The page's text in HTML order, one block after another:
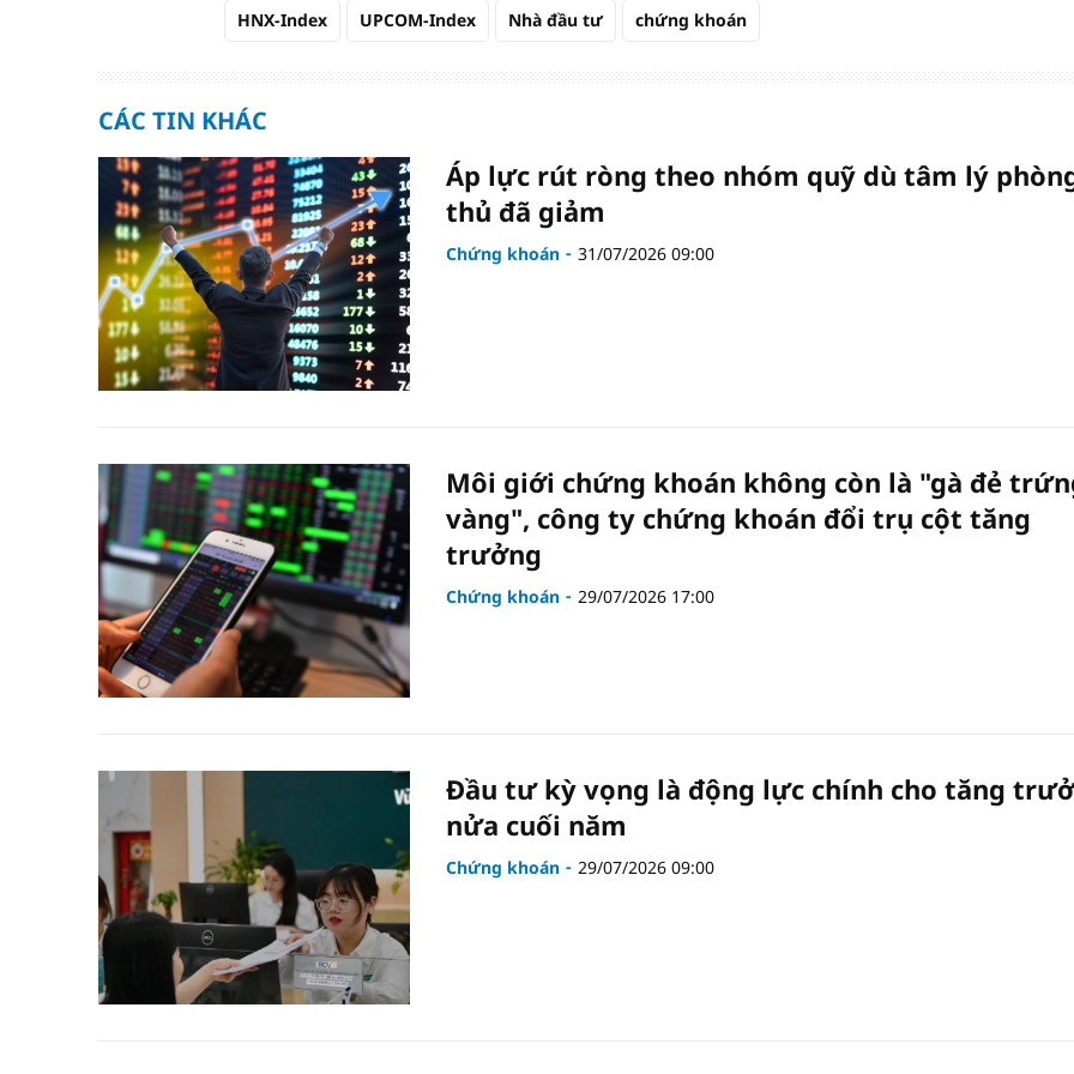
HNX-Index UPCOM-Index Nhà đầu tư chứng khoán
CÁC TIN KHÁC
Áp lực rút ròng theo nhóm quỹ dù tâm lý
thủ đã giảm
Chứng khoán 31/07/2026 09:00
Môi giới chứng khoán không còn là "gà đẻ
vàng", công ty chứng khoán đổi trụ cột tăng
trưởng
Chứng khoán 29/07/2026 17:00
Đầu tư kỳ vọng là động lực chính cho tăng
nửa cuối năm
Chứng khoán 29/07/2026 09:00